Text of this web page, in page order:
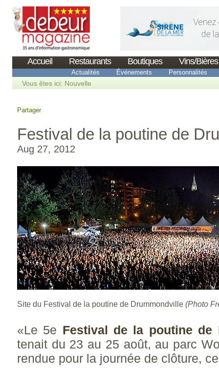
Accueil Restaurants Boutiques Vins/Bières
Actualités Événements Personnalités
Vous êtes ici: Nouvelle
Partager
Festival de la poutine de
Aug 27, 2012
Site du Festival de la poutine de Drummondville (Photo
«Le 5e Festival de la poutine de
tenait du 23 au 25 août, au parc
rendue pour la journée de clôture,